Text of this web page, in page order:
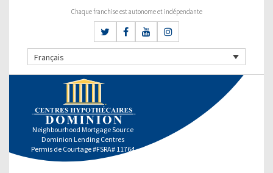
Chaque franchise est autonome et indépendante
Français
Neighbourhood Mortgage Source
Dominion Lending Centres
Permis de Courtage #FSRA# 11764